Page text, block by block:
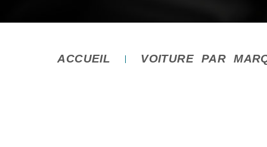
ACCUEIL VOITURE PAR